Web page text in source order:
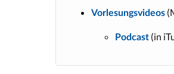
Vorlesungsvideos
Podcast (in